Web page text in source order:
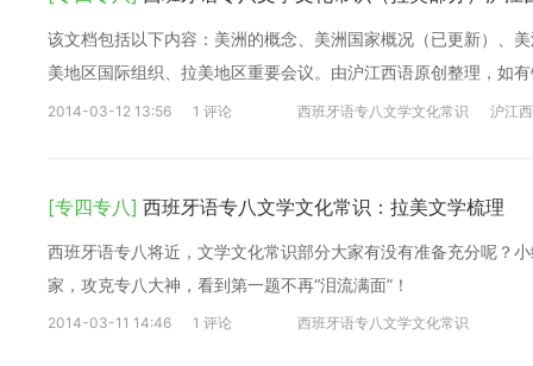
该文档包括以下内容：美洲的概念、美洲国家概况（已更新）、
美地区国际组织、拉美地区重要会议。由沪江西语原创整理，如
2014-03-12 13:56 1 评论 西班牙语专八文学文化常识 沪江
[专四专八] 西班牙语专八文学文化常识：拉美文学梳理
西班牙语专八将近，文学文化常识部分大家有没有准备充分呢？
家，攻克专八大神，看到第一题不再“泪流满面”！
2014-03-11 14:46 1 评论 西班牙语专八文学文化常识